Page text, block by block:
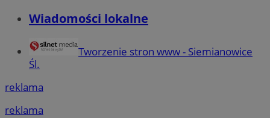
Wiadomości lokalne
Tworzenie stron www - Siemianowice
Śl.
reklama
reklama